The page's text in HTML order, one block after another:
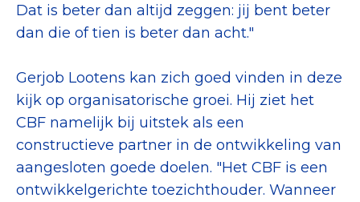
Dat is beter dan altijd zeggen: jij bent beter
dan die of tien is beter dan acht."
Gerjob Lootens kan zich goed vinden in deze
kijk op organisatorische groei. Hij ziet het
CBF namelijk bij uitstek als een
constructieve partner in de ontwikkeling van
aangesloten goede doelen. "Het CBF is een
ontwikkelgerichte toezichthouder. Wanneer